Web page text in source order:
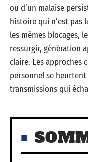
ou d’un malaise
histoire qui n’est pas
les mêmes blocages,
ressurgir, génération
claire. Les approches
personnel se
transmissions qui